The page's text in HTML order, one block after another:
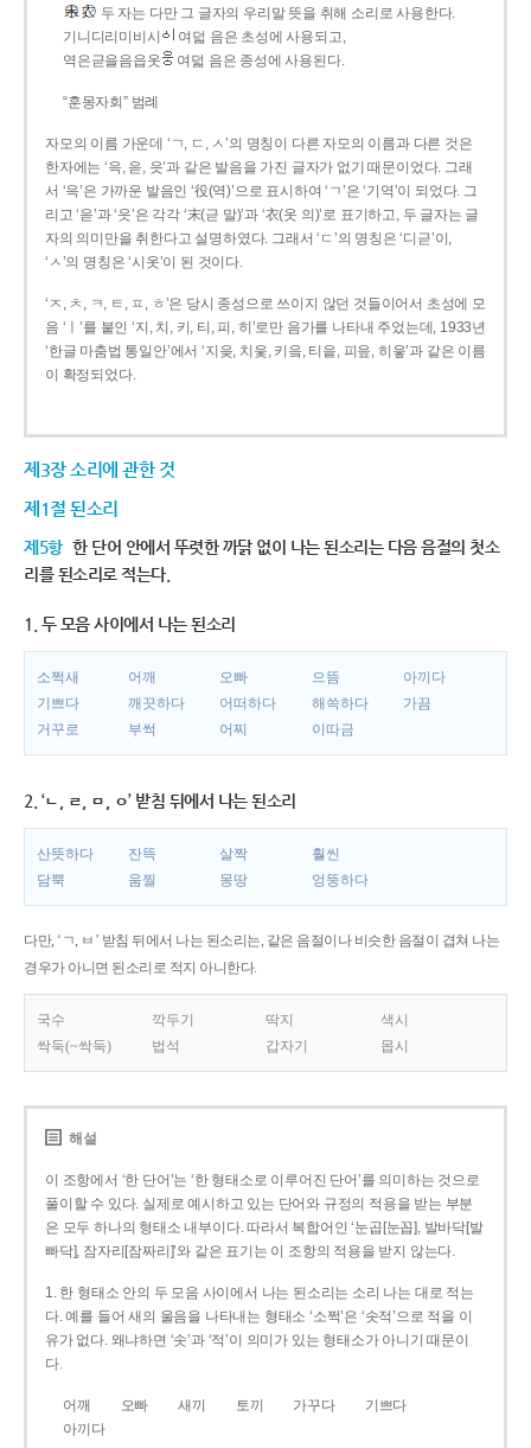
두 자는 다만 그 글자의 우리말 뜻을 취해 소리로 사용한다.
기니디리미비시
여덟 음은 초성에 사용되고,
역은귿을음읍옷
여덟 음은 종성에 사용된다.
“훈몽자회” 범례
자모의 이름 가운데 ‘ㄱ, ㄷ, ㅅ’의 명칭이 다른 자모의 이름과 다른 것은
한자에는 ‘윽, 읃, 읏’과 같은 발음을 가진 글자가 없기 때문이었다. 그래
서 ‘윽’은 가까운 발음인 ‘役(역)’으로 표시하여 ‘ㄱ’은 ‘기역’이 되었다. 그
리고 ‘읃’과 ‘읏’은 각각 ‘末(귿 말)’과 ‘衣(옷 의)’로 표기하고, 두 글자는 글
자의 의미만을 취한다고 설명하였다. 그래서 ‘ㄷ’의 명칭은 ‘디귿’이,
‘ㅅ’의 명칭은 ‘시옷’이 된 것이다.
‘ㅈ, ㅊ, ㅋ, ㅌ, ㅍ, ㅎ’은 당시 종성으로 쓰이지 않던 것들이어서 초성에 모
음 ‘ㅣ’를 붙인 ‘지, 치, 키, 티, 피, 히’로만 음가를 나타내 주었는데, 1933년
‘한글 마춤법 통일안’에서 ‘지읒, 치읓, 키읔, 티읕, 피읖, 히읗’과 같은 이름
이 확정되었다.
제3장 소리에 관한 것
제1절 된소리
제5항 한 단어 안에서 뚜렷한 까닭 없이 나는 된소리는 다음 음절의 첫소
리를 된소리로 적는다.
1. 두 모음 사이에서 나는 된소리
소쩍새 어깨 오빠 으뜸
아끼다
기쁘다
깨끗하다 어떠하다 해쓱하다
가끔
거꾸로
부썩 어찌 이따금
2. ‘ㄴ, ㄹ, ㅁ, ㅇ’ 받침 뒤에서 나는 된소리
산뜻하다 잔뜩 살짝
훨씬
담뿍
움찔 몽땅 엉뚱하다
다만, ‘ㄱ, ㅂ’ 받침 뒤에서 나는 된소리는, 같은 음절이나 비슷한 음절이 겹쳐 나는
경우가 아니면 된소리로 적지 아니한다.
국수 깍두기 딱지
색시
싹둑(~싹둑)
법석 갑자기 몹시
해설
이 조항에서 ‘한 단어’는 ‘한 형태소로 이루어진 단어’를 의미하는 것으로
풀이할 수 있다. 실제로 예시하고 있는 단어와 규정의 적용을 받는 부분
은 모두 하나의 형태소 내부이다. 따라서 복합어인 ‘눈곱[눈꼽], 발바닥[발
빠닥], 잠자리[잠짜리]’와 같은 표기는 이 조항의 적용을 받지 않는다.
1. 한 형태소 안의 두 모음 사이에서 나는 된소리는 소리 나는 대로 적는
다. 예를 들어 새의 울음을 나타내는 형태소 ‘소쩍’은 ‘솟적’으로 적을 이
유가 없다. 왜냐하면 ‘솟’과 ‘적’이 의미가 있는 형태소가 아니기 때문이
다.
어깨 오빠 새끼 토끼 가꾸다
기쁘다
아끼다